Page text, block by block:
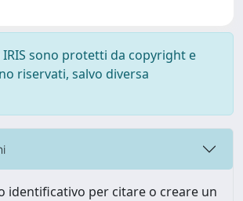
sono protetti da copyright e
riservati, salvo diversa
identificativo per citare o creare un